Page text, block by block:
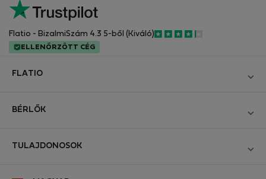
Flatio - BizalmiSzám 4.3 5-ből (Kiváló)
ELLENŐRZÖTT CÉG
FLATIO
Csatlakozzon a Digitális Nomád Tesztelő Klubhoz
BÉRLŐK
TULAJDONOSOK